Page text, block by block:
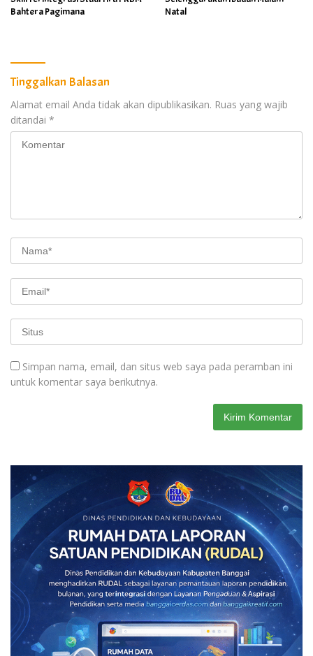
Bahtera Pagimana
Natal
Tinggalkan Balasan
Alamat email Anda tidak akan dipublikasikan. Ruas yang wajib
ditandai *
Simpan nama, email, dan situs web saya pada peramban ini
untuk komentar saya berikutnya.